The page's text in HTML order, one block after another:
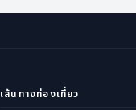
เส้นทางท่องเที่ยว